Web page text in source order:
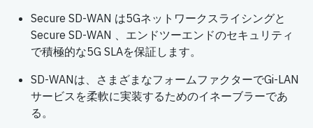
Secure SD-WAN は5Gネットワークスライシングと
Secure SD-WAN 、エンドツーエンドのセキュリティ
で積極的な5G SLAを保証します。
SD-WANは、さまざまなフォームファクターでGi-LAN
サービスを柔軟に実装するためのイネーブラーであ
る。